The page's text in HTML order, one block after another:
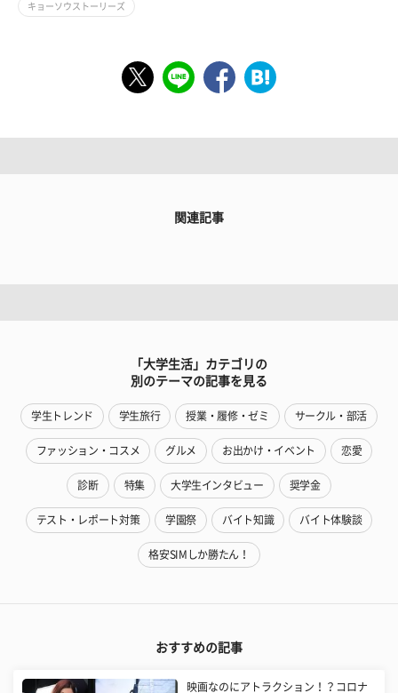
キョーソウストーリーズ
関連記事
「大学生活」カテゴリの
別のテーマの記事を見る
学生トレンド 学生旅行 授業・履修・ゼミ サークル・部活
ファッション・コスメ グルメ お出かけ・イベント 恋愛
診断 特集 大学生インタビュー 奨学金
テスト・レポート対策 学園祭 バイト知識 バイト体験談
格安SIMしか勝たん！
おすすめの記事
映画なのにアトラクション！？コロナ